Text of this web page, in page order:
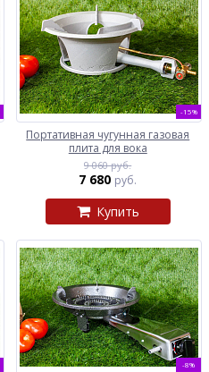
-15%
Портативная чугунная газовая
плита для вока
9 060 руб.
7 680 руб.
Купить
-8%